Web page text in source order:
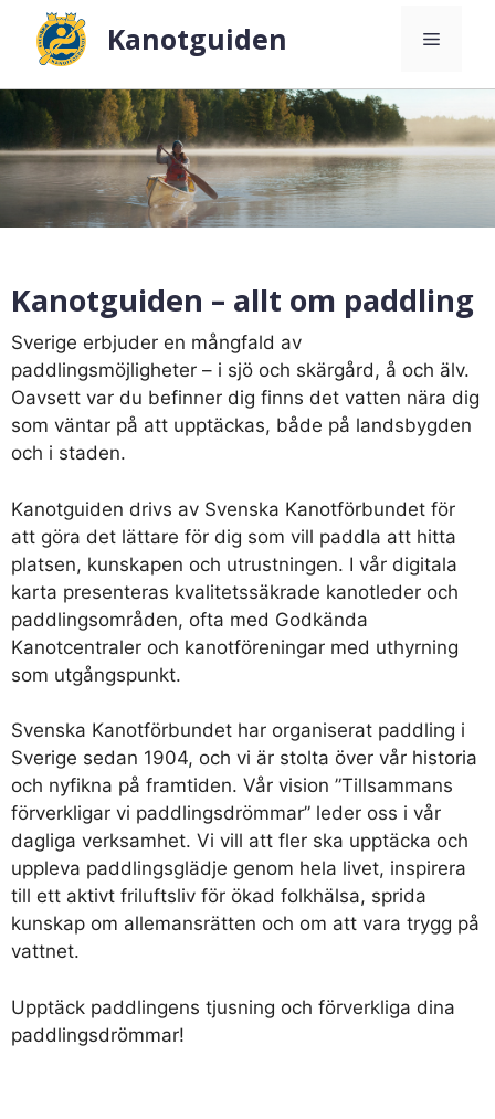
Hoppa
innehåll
Kanotguiden Meny
Kanotguiden – allt om paddling
Sverige erbjuder en mångfald av
paddlingsmöjligheter – i sjö och skärgård, å och älv.
Oavsett var du befinner dig finns det vatten nära dig
som väntar på att upptäckas, både på landsbygden
och i staden.
Kanotguiden drivs av Svenska Kanotförbundet för
att göra det lättare för dig som vill paddla att hitta
platsen, kunskapen och utrustningen. I vår digitala
karta presenteras kvalitetssäkrade kanotleder och
paddlingsområden, ofta med Godkända
Kanotcentraler och kanotföreningar med uthyrning
som utgångspunkt.
Svenska Kanotförbundet har organiserat paddling i
Sverige sedan 1904, och vi är stolta över vår historia
och nyfikna på framtiden. Vår vision ”Tillsammans
förverkligar vi paddlingsdrömmar” leder oss i vår
dagliga verksamhet. Vi vill att fler ska upptäcka och
uppleva paddlingsglädje genom hela livet, inspirera
till ett aktivt friluftsliv för ökad folkhälsa, sprida
kunskap om allemansrätten och om att vara trygg på
vattnet.
Upptäck paddlingens tjusning och förverkliga dina
paddlingsdrömmar!